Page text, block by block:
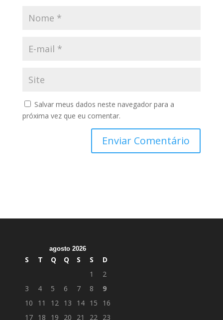
Salvar meus dados neste navegador para a
próxima vez que eu comentar.
agosto 2026
S T Q Q S S
D
1
2
3
4 5 6 7 8
9
10
11 12 13 14 15
16
17 18 19 20 21 22 23